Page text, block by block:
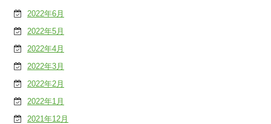
2022年6月
2022年5月
2022年4月
2022年3月
2022年2月
2022年1月
2021年12月